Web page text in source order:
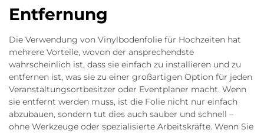
Entfernung
Die Verwendung von Vinylbodenfolie für Hochzeiten hat
mehrere Vorteile, wovon der ansprechendste
wahrscheinlich ist, dass sie einfach zu installieren und zu
entfernen ist, was sie zu einer großartigen Option für jeden
Veranstaltungsortbesitzer oder Eventplaner macht. Wenn
sie entfernt werden muss, ist die Folie nicht nur einfach
abzubauen, sondern tut dies auch sauber und schnell –
ohne Werkzeuge oder spezialisierte Arbeitskräfte. Wenn Sie